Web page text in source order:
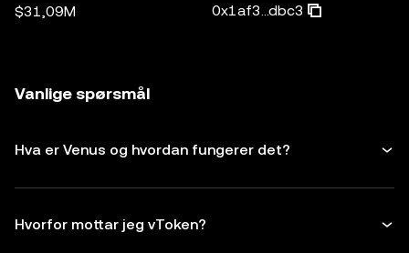
$31,09M 0x1af3...dbc3
Vanlige spørsmål
Hva er Venus og hvordan fungerer det?
Hvorfor mottar jeg vToken?